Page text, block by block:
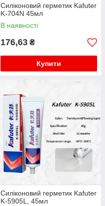
Силіконовий герметик Kafuter
K-704N 45мл
В наявності
176,63 ₴
Купити
Силіконовий герметик Kafuter
K-5905L, 45мл